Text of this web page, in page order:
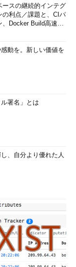
グ
した
のスタイルは、
］－［Start Menu
Menu 8の設
ースの継続的インテグ
の利点／課題と、CIパ
、Docker Build高速化
動を。新しい価値を
署名」とは
、自分より優れた人